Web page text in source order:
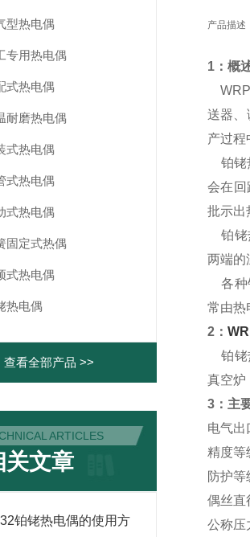
型热电偶
专用热电偶
式热电偶
耐磨热电偶
式热电偶
式热电偶
式热电偶
固定式热偶
式热电偶
热电偶
查看全部产品 >>
ARTICLES
关文章
铂铑热电偶的使用方
产品描述
1：概
送器、
产过程
铂铑
会在回
批示出
铂铑
两端的
各种
常由热
2：
铂铑
真空炉
3：主
电气出
精度等
防护等
偶丝
公称压